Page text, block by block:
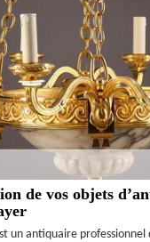
de vos objets
un antiquaire professionnel